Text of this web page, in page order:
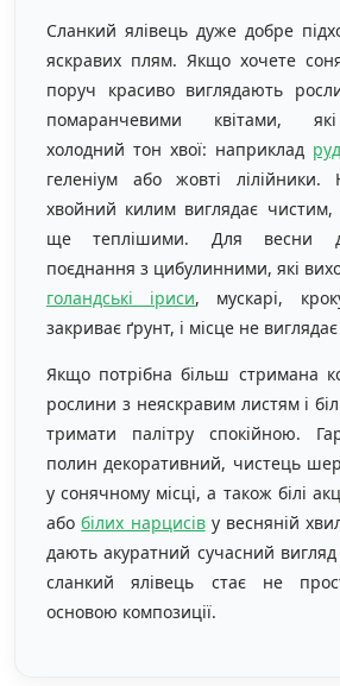
Сланкий ялівець дуже добре
яскравих плям. Якщо хочете
поруч красиво виглядають
помаранчевими квітами,
холодний тон хвої: наприклад
геленіум або жовті лілійники.
хвойний килим виглядає чистим,
ще теплішими. Для весни
поєднання з цибулинними, які
голандські іриси, мускарі,
закриває ґрунт, і місце не
Якщо потрібна більш стримана
рослини з неяскравим листям і
тримати палітру спокійною.
полин декоративний, чистець
у сонячному місці, а також білі
абобілих нарцисіву весняній
дають акуратний сучасний вигляд
сланкий ялівець стає не
основою композиції.